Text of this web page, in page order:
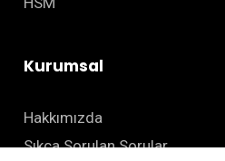
Kurumsal
Hakkımızda
Sıkça Sorulan Sorular